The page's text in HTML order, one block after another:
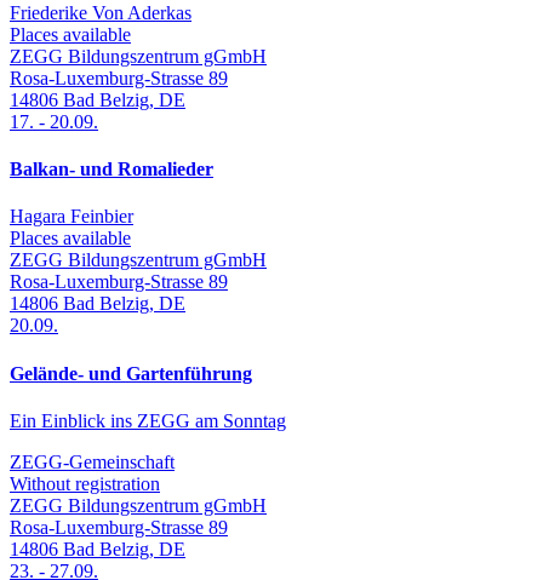
Friederike Von Aderkas
Places available
ZEGG Bildungszentrum gGmbH
Rosa-Luxemburg-Strasse 89
14806 Bad Belzig, DE
17. - 20.09.
Balkan- und Romalieder
Hagara Feinbier
Places available
ZEGG Bildungszentrum gGmbH
Rosa-Luxemburg-Strasse 89
14806 Bad Belzig, DE
20.09.
Gelände- und Gartenführung
Ein Einblick ins ZEGG am Sonntag
ZEGG-Gemeinschaft
Without registration
ZEGG Bildungszentrum gGmbH
Rosa-Luxemburg-Strasse 89
14806 Bad Belzig, DE
23. - 27.09.